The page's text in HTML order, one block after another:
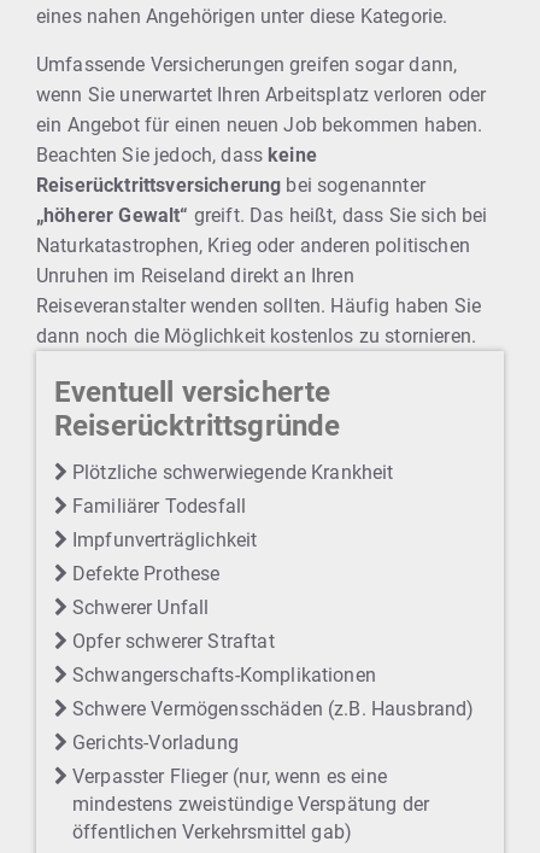
eines nahen Angehörigen unter diese Kategorie.
Umfassende Versicherungen greifen sogar dann,
wenn Sie unerwartet Ihren Arbeitsplatz verloren oder
ein Angebot für einen neuen Job bekommen haben.
Beachten Sie jedoch, dass keine
Reiserücktrittsversicherung bei sogenannter
„höherer Gewalt“ greift. Das heißt, dass Sie sich bei
Naturkatastrophen, Krieg oder anderen politischen
Unruhen im Reiseland direkt an Ihren
Reiseveranstalter wenden sollten. Häufig haben Sie
dann noch die Möglichkeit kostenlos zu stornieren.
Eventuell versicherte
Reiserücktrittsgründe
Plötzliche schwerwiegende Krankheit
Familiärer Todesfall
Impfunverträglichkeit
Defekte Prothese
Schwerer Unfall
Opfer schwerer Straftat
Schwangerschafts-Komplikationen
Schwere Vermögensschäden (z.B. Hausbrand)
Gerichts-Vorladung
Verpasster Flieger (nur, wenn es eine
mindestens zweistündige Verspätung der
öffentlichen Verkehrsmittel gab)